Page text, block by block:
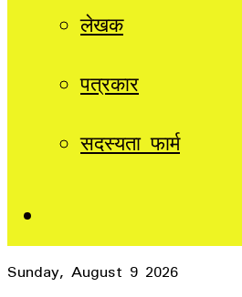
लेखक
पत्रकार
सदस्यता फार्म
Sunday, August 9 2026